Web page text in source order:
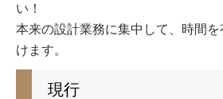
い！
本来の設計業務に集中して、時間
けます。
現行